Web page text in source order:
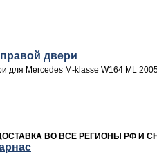
двери
для Mercedes M-klasse W164 ML
ВО ВСЕ РЕГИОНЫ РФ И